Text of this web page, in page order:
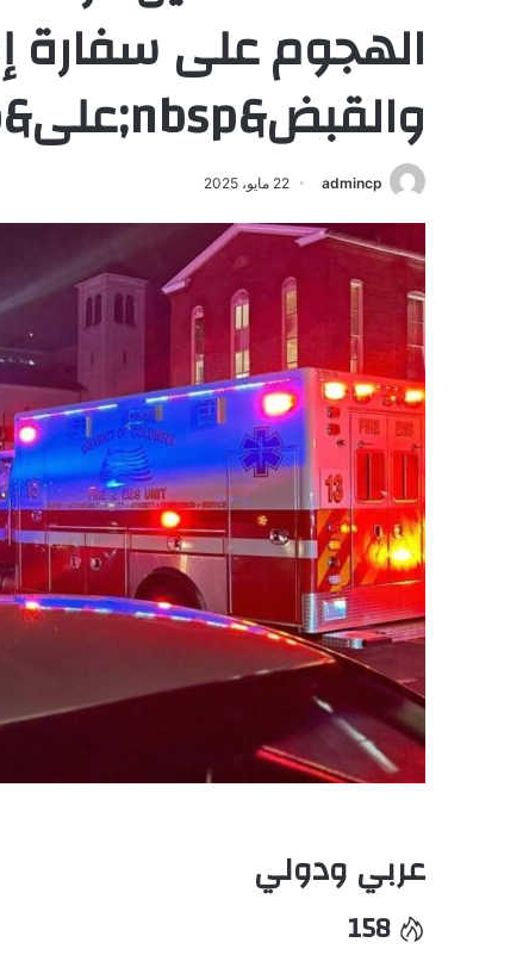
الهجوم على سفارة
والقبض&nbsp;على&nbsp;المشتبه&nbsp;به
admincp 22 مايو، 2025
عربي ودولي
158